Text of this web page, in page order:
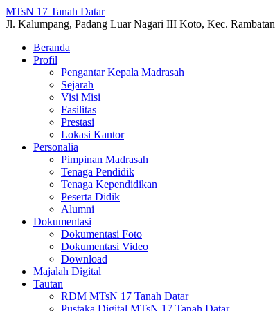
MTsN 17 Tanah Datar
Jl. Kalumpang, Padang Luar Nagari III Koto, Kec. Rambatan
Beranda
Profil
Pengantar Kepala Madrasah
Sejarah
Visi Misi
Fasilitas
Prestasi
Lokasi Kantor
Personalia
Pimpinan Madrasah
Tenaga Pendidik
Tenaga Kependidikan
Peserta Didik
Alumni
Dokumentasi
Dokumentasi Foto
Dokumentasi Video
Download
Majalah Digital
Tautan
RDM MTsN 17 Tanah Datar
Pustaka Digital MTsN 17 Tanah Datar